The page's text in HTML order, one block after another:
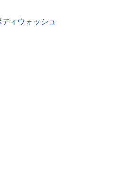
ィウォッシュ